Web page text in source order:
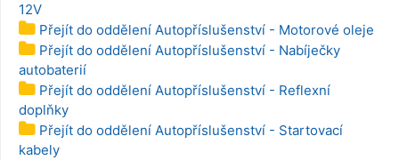
12V
Přejít do oddělení Autopříslušenství - Motorové oleje
Přejít do oddělení Autopříslušenství - Nabíječky
autobaterií
Přejít do oddělení Autopříslušenství - Reflexní
doplňky
Přejít do oddělení Autopříslušenství - Startovací
kabely